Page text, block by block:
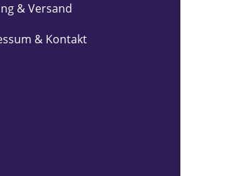
& Versand
& Kontakt